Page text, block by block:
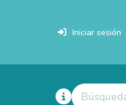
Iniciar sesión